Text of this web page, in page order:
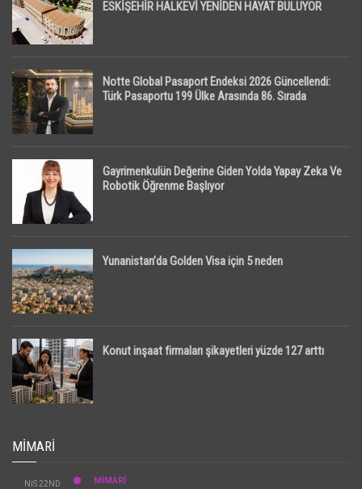
ESKİŞEHİR HALKEVİ YENİDEN HAYAT BULUYOR
Notte Global Pasaport Endeksi 2026 Güncellendi:
Türk Pasaportu 199 Ülke Arasında 86. Sırada
Gayrimenkulün Değerine Giden Yolda Yapay Zeka Ve
Robotik Öğrenme Başlıyor
Yunanistan’da Golden Visa için 5 neden
Konut inşaat firmaları şikayetleri yüzde 127 arttı
MIMARI
NIS 22ND
MİMARİ